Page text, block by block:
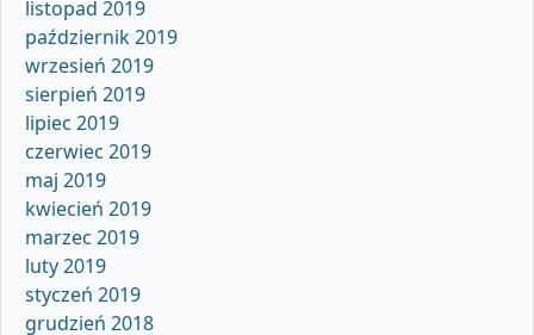
listopad 2019
październik 2019
wrzesień 2019
sierpień 2019
lipiec 2019
czerwiec 2019
maj 2019
kwiecień 2019
marzec 2019
luty 2019
styczeń 2019
grudzień 2018